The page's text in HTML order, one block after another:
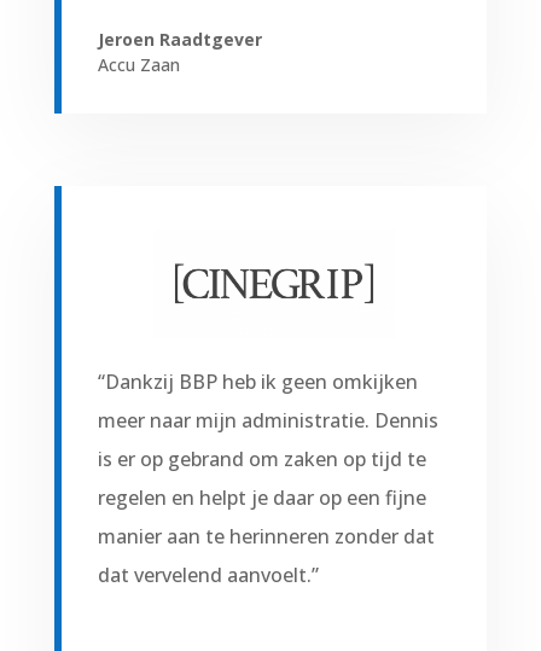
Jeroen Raadtgever
Accu Zaan
“Dankzij BBP heb ik geen omkijken
meer naar mijn administratie. Dennis
is er op gebrand om zaken op tijd te
regelen en helpt je daar op een fijne
manier aan te herinneren zonder dat
dat vervelend aanvoelt.”